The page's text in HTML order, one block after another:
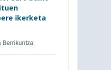
ikerketa
Berrikuntza